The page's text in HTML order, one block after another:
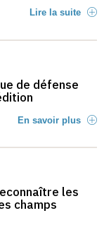
Lire la suite
de défense
En savoir plus
les
champs